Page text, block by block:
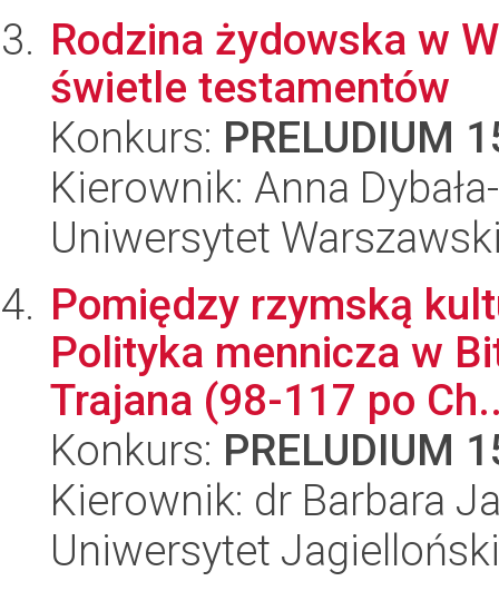
Rodzina żydowska w
świetle testamentów
Konkurs: PRELUDIUM
Kierownik: Anna
Uniwersytet
Pomiędzy rzymską
Polityka mennicza w
Trajana (98-117 po
Konkurs: PRELUDIUM
Kierownik: dr Barbara
Uniwersytet